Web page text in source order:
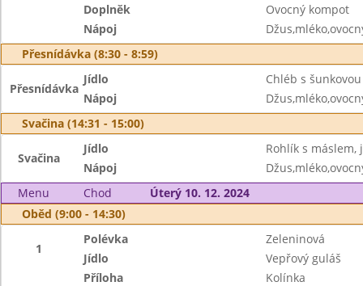
Doplněk
Ovocný kompot
Nápoj
Přesnídávka (8:30 - 8:59)
Přesnídávka
Jídlo
Chléb s
Nápoj
Svačina (14:31 - 15:00)
Svačina
Jídlo
Rohlík s máslem,
Nápoj
Menu
Chod
Úterý 10. 12. 2024
Oběd (9:00 - 14:30)
1
Polévka
Zeleninová
Jídlo
Vepřový guláš
Příloha
Kolínka